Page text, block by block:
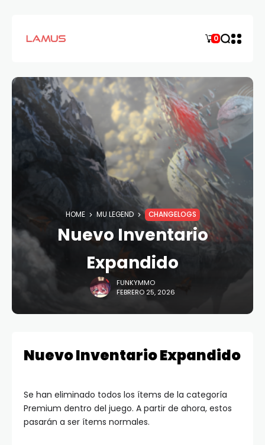
0
HOME MU LEGEND CHANGELOGS
Nuevo Inventario
Expandido
FUNKYMMO
FEBRERO 25, 2026
Nuevo Inventario Expandido
Se han eliminado todos los ítems de la categoría
Premium dentro del juego. A partir de ahora, estos
pasarán a ser ítems normales.